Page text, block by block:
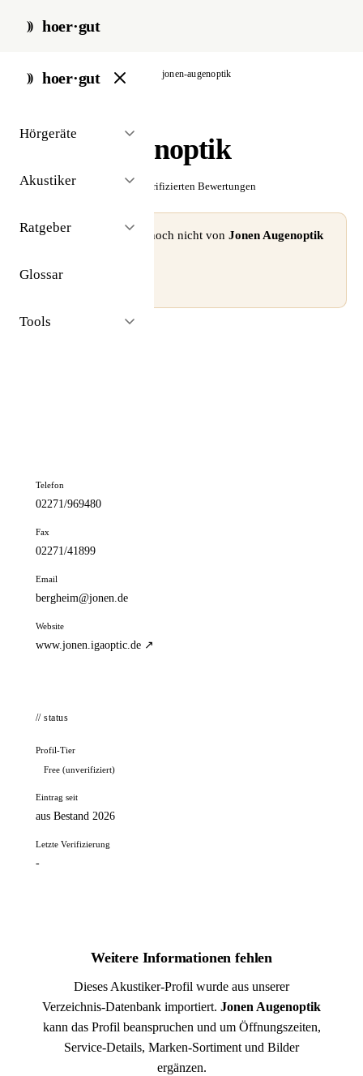
hoer·gut
hoer·gut
Hörgeräte
Akustiker
Ratgeber
Glossar
Tools
start / akustiker / bergheim jonen-augenoptik
Jonen Augenoptik
☆☆☆☆☆ Noch keine verifizierten Bewertungen
⚠ Dieses Profil wurde noch nicht von Jonen Augenoptik
Profil beanspruchen →
Telefon
02271/969480
Fax
02271/41899
Email
bergheim@jonen.de
Website
www.jonen.igaoptic.de ↗
// status
Profil-Tier
Free (unverifiziert)
Eintrag seit
aus Bestand 2026
Letzte Verifizierung
-
Weitere Informationen fehlen
Dieses Akustiker-Profil wurde aus unserer
Verzeichnis-Datenbank importiert. Jonen Augenoptik
kann das Profil beanspruchen und um Öffnungszeiten,
Service-Details, Marken-Sortiment und Bilder
ergänzen.